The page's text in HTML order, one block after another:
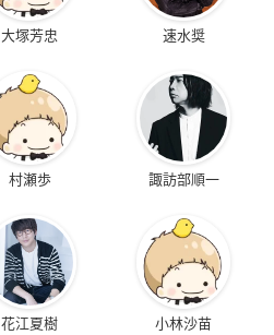
大塚芳忠 速水奨
村瀬歩 諏訪部順一
花江夏樹 小林沙苗